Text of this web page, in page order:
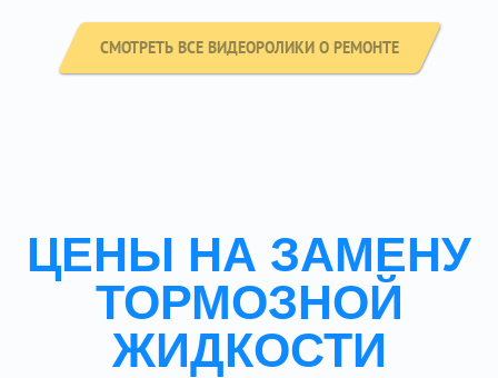
СМОТРЕТЬ ВСЕ ВИДЕОРОЛИКИ О РЕМОНТЕ
ЦЕНЫ НА ЗАМЕНУ
ТОРМОЗНОЙ
ЖИДКОСТИ